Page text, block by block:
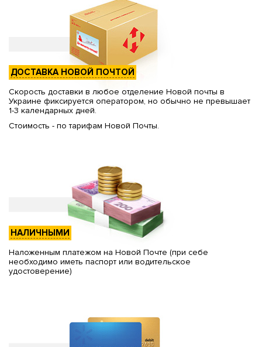
ДОСТАВКА НОВОЙ ПОЧТОЙ
Скорость доставки в любое отделение Новой почты в
Украине фиксируется оператором, но обычно не превышает
1-3 календарных дней.
Стоимость - по тарифам Новой Почты.
НАЛИЧНЫМИ
Наложенным платежом на Новой Почте (при себе
необходимо иметь паспорт или водительское
удостоверение)